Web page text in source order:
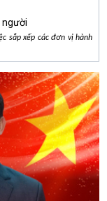
người
sắp xếp các đơn vị hành